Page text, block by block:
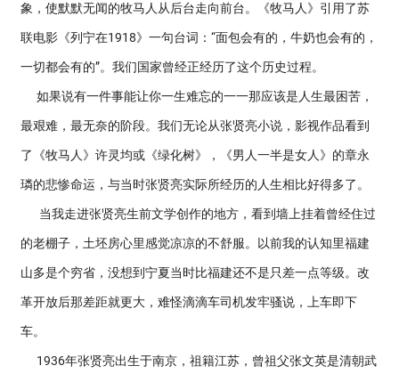
象，使默默无闻的牧马人从后台走向前台。《牧马人》引用了苏
联电影《列宁在1918》一句台词：“面包会有的，牛奶也会有的，
一切都会有的”。我们国家曾经正经历了这个历史过程。
如果说有一件事能让你一生难忘的一一那应该是人生最困苦，
最艰难，最无奈的阶段。我们无论从张贤亮小说，影视作品看到
了《牧马人》许灵均或《绿化树》，《男人一半是女人》的章永
璘的悲惨命运，与当时张贤亮实际所经历的人生相比好得多了。
当我走进张贤亮生前文学创作的地方，看到墙上挂着曾经住过
的老棚子，土坯房心里感觉凉凉的不舒服。以前我的认知里福建
山多是个穷省，没想到宁夏当时比福建还不是只差一点等级。改
革开放后那差距就更大，难怪滴滴车司机发牢骚说，上车即下
车。
1936年张贤亮出生于南京，祖籍江苏，曾祖父张文英是清朝武